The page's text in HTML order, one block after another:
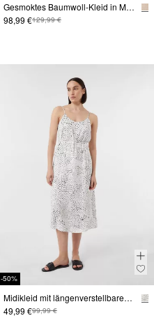
Gesmoktes Baumwoll-Kleid in Midi Länge
98,99 €129,99 €
-50%
Midikleid mit längenverstellbaren Spaghettiträgern
49,99 €99,99 €